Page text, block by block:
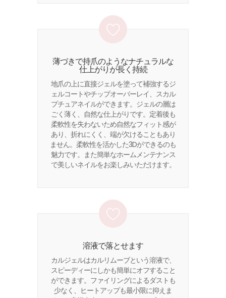
薄づきで持爪のようなナチュラルな
仕上がりが長く持続
地爪の上に直接ジェルを塗って補強するジ
ェルコートやチップオーバーレイ、スカル
プチュアネイルができます。ジェルの層は
ごく薄く、自然な仕上がりです。定着後も
柔軟性を失わないため自然なフィット感が
あり、折れにくく、端が欠けることもあり
ません。柔軟性を活かした3Dができるのも
魅力です。また簡単なホームメンテナンス
で美しいネイルをお楽しみいただけます。
溶液で落とせます
カルジェルはカルリムーブという溶液で、
スピーディーにしかも簡単にオフすること
ができます。ファイリングによるダストも
少なく、ヒートアップも最小限に抑えま